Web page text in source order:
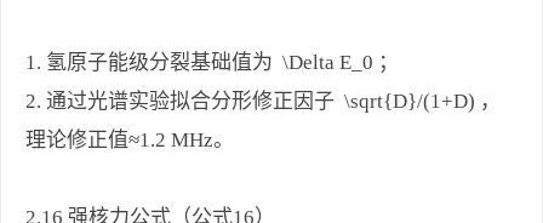
1. 氢原子能级分裂基础值为 \Delta E_0 ；
2. 通过光谱实验拟合分形修正因子 \sqrt{D}/(1+D) ，
理论修正值≈1.2 MHz。
2.16 强核力公式（公式16）